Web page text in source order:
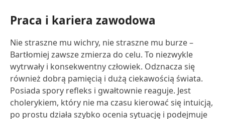
Praca i kariera zawodowa
Nie straszne mu wichry, nie straszne mu burze –
Bartłomiej zawsze zmierza do celu. To niezwykle
wytrwały i konsekwentny człowiek. Odznacza się
również dobrą pamięcią i dużą ciekawością świata.
Posiada spory refleks i gwałtownie reaguje. Jest
cholerykiem, który nie ma czasu kierować się intuicją,
po prostu działa szybko ocenia sytuację i podejmuje